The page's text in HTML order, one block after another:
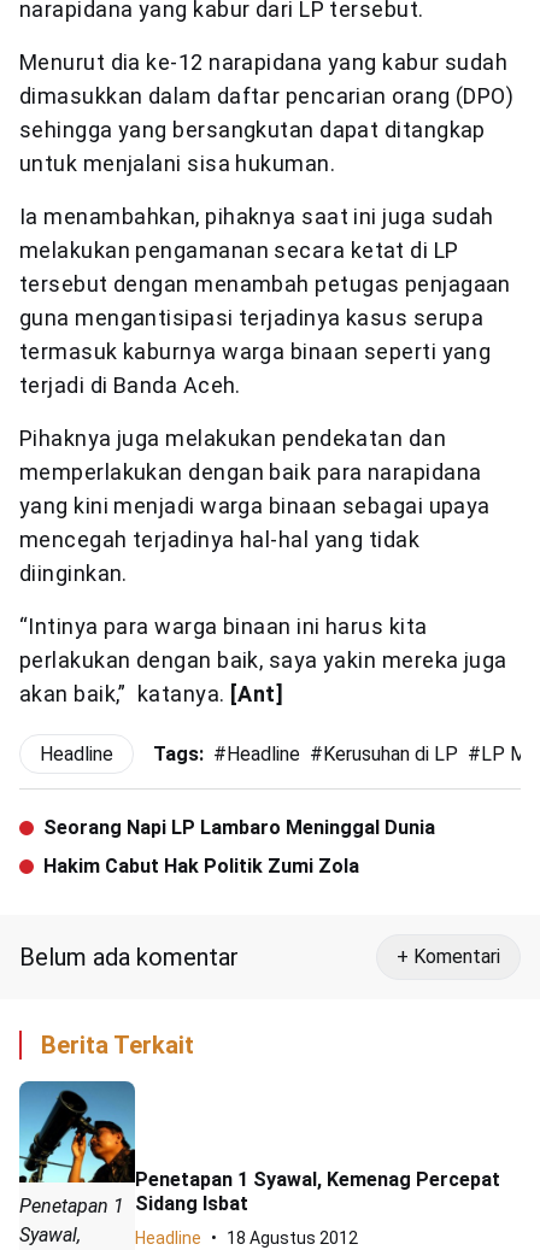
narapidana yang kabur dari LP tersebut.
Menurut dia ke-12 narapidana yang kabur sudah
dimasukkan dalam daftar pencarian orang (DPO)
sehingga yang bersangkutan dapat ditangkap
untuk menjalani sisa hukuman.
Ia menambahkan, pihaknya saat ini juga sudah
melakukan pengamanan secara ketat di LP
tersebut dengan menambah petugas penjagaan
guna mengantisipasi terjadinya kasus serupa
termasuk kaburnya warga binaan seperti yang
terjadi di Banda Aceh.
Pihaknya juga melakukan pendekatan dan
memperlakukan dengan baik para narapidana
yang kini menjadi warga binaan sebagai upaya
mencegah terjadinya hal-hal yang tidak
diinginkan.
“Intinya para warga binaan ini harus kita
perlakukan dengan baik, saya yakin mereka juga
akan baik,” katanya. [Ant]
Headline Tags: #Headline #Kerusuhan di LP #LP
Seorang Napi LP Lambaro Meninggal Dunia
Hakim Cabut Hak Politik Zumi Zola
Belum ada komentar + Komentari
Berita Terkait
Penetapan 1
Syawal,
Penetapan 1 Syawal, Kemenag Percepat
Sidang Isbat
Headline 18 Agustus 2012